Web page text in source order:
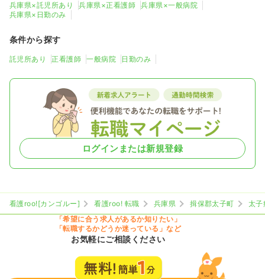
兵庫県×託児所あり 兵庫県×正看護師
兵庫県×一般病院
兵庫県×日勤のみ
条件から探す
託児所あり 正看護師 一般病院 日勤のみ
ログインまたは新規登録
看護roo![カンゴルー] 看護roo! 転職 兵庫県 揖保郡太子町
太子
「希望に合う求人があるか知りたい」
「転職するかどうか迷っている」など
お気軽にご相談ください